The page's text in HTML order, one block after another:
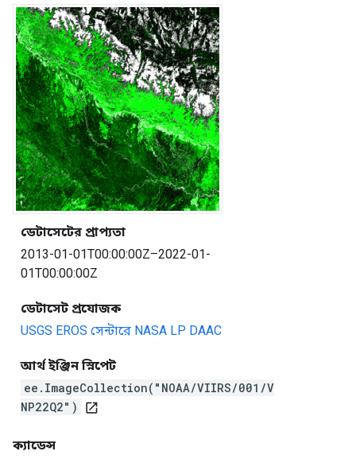
ডেটাসেটের প্রাপ্যতা
2013-01-01T00:00:00Z–2022-01-
01T00:00:00Z
ডেটাসেট প্রযোজক
USGS EROS সেন্টারে NASA LP DAAC
আর্থ ইঞ্জিন স্নিপেট
ee.ImageCollection("NOAA/VIIRS/001/V
NP22Q2")
open_in_new
ক্যাডেন্স